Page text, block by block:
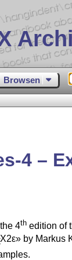
Browsen
4 –
4thedition of
X2ε» by Markus